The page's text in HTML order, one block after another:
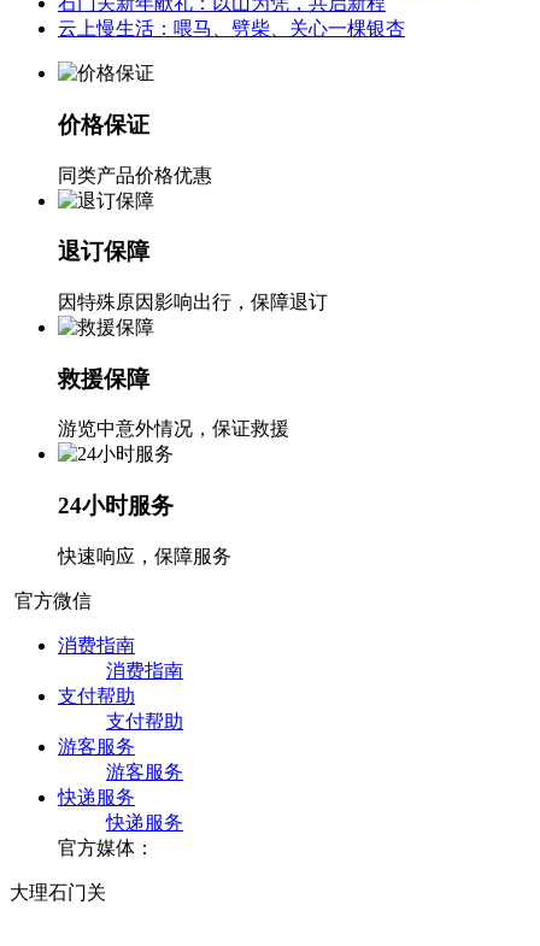
云上慢生活：喂马、劈柴、关心一棵银杏
价格保证
同类产品价格优惠
退订保障
因特殊原因影响出行，保障退订
救援保障
游览中意外情况，保证救援
24小时服务
快速响应，保障服务
官方微信
消费指南
消费指南
支付帮助
支付帮助
游客服务
游客服务
快递服务
快递服务
官方媒体：
大理石门关